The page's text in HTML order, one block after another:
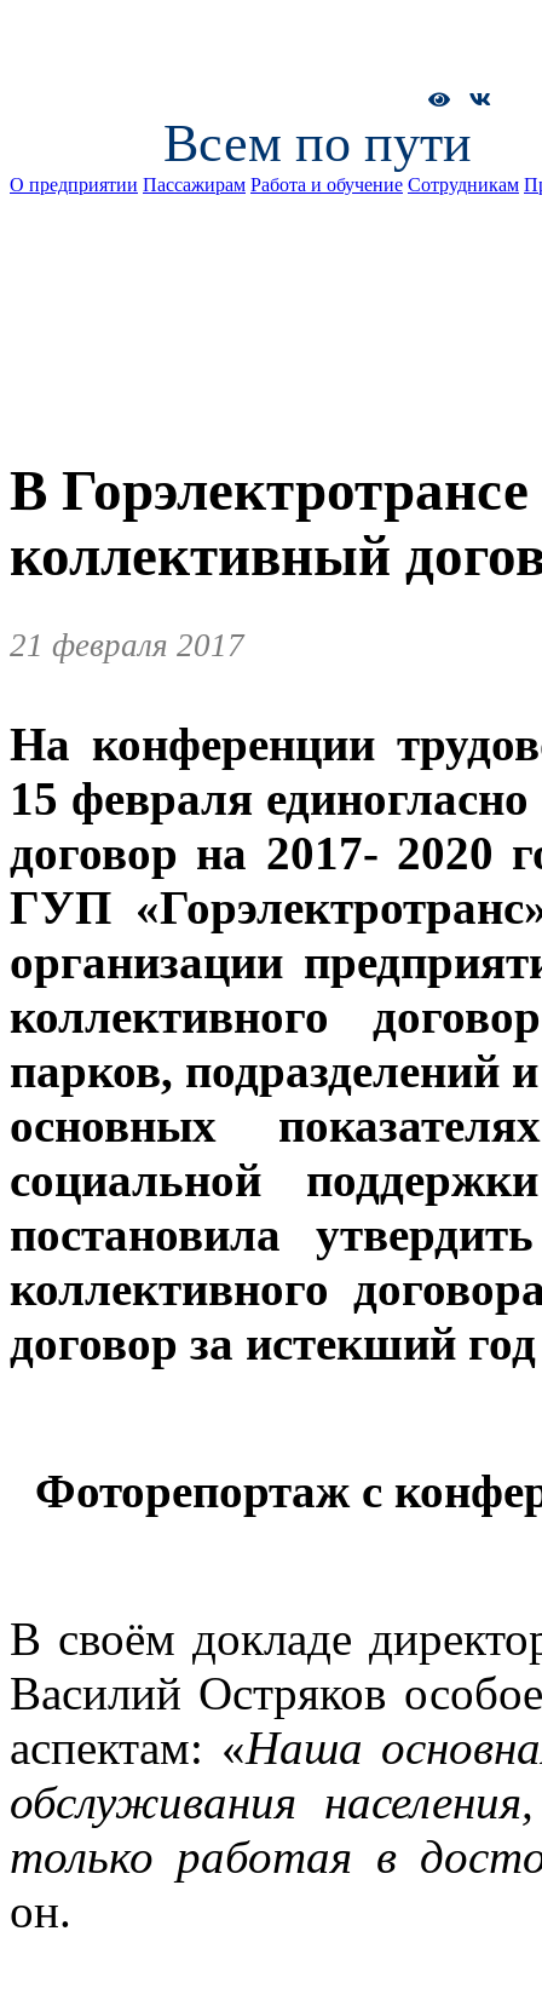
Всем по пути
О предприятии Пассажирам Работа и обучение Сотрудникам
В
коллективный
21 февраля 2017
На конференции
15 февраля
договор на 2017- 2020
ГУП
организации
коллективного
парков, подразделений
основных
социальной
постановила
коллективного
договор за истекший
Фоторепортаж с
В своём докладе
Василий Остряков
аспектам: «Наша
обслуживания
только работая в
он.